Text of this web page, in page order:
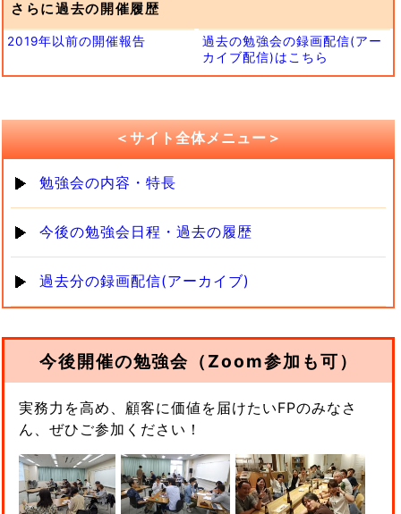
さらに過去の開催履歴
2019年以前の開催報告
過去の勉強会の録画配信(アー
カイブ配信)はこちら
＜サイト全体メニュー＞
勉強会の内容・特長
今後の勉強会日程・過去の履歴
過去分の録画配信(アーカイブ)
今後開催の勉強会（Zoom参加も可）
実務力を高め、顧客に価値を届けたいFPのみなさ
ん、ぜひご参加ください！